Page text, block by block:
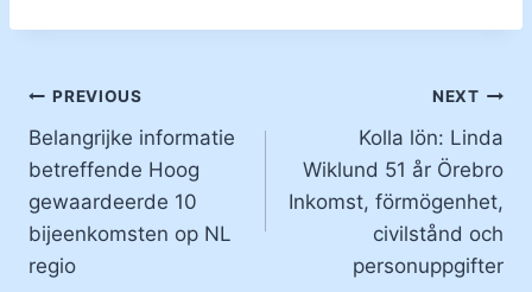
PREVIOUS
Belangrijke informatie
betreffende Hoog
gewaardeerde 10
bijeenkomsten op NL
regio
NEXT
Kolla lön: Linda
Wiklund 51 år Örebro
Inkomst, förmögenhet,
civilstånd och
personuppgifter